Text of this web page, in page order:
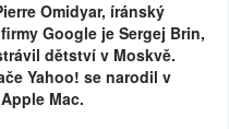
Omidyar, íránský
Google je Sergej Brin,
dětství v Moskvě.
Yahoo! se narodil v
Mac.